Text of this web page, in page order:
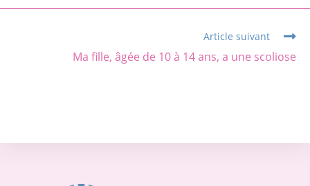
Article suivant
Ma fille, âgée de 10 à 14 ans, a une scoliose